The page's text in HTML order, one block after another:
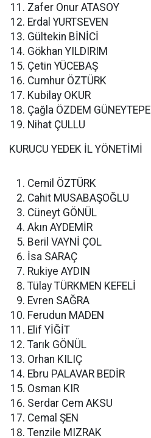
Zafer Onur ATASOY
Erdal YURTSEVEN
Gültekin BİNİCİ
Gökhan YILDIRIM
Çetin YÜCEBAŞ
Cumhur ÖZTÜRK
Kubilay OKUR
Çağla ÖZDEM GÜNEYTEPE
Nihat ÇULLU
KURUCU YEDEK İL YÖNETİMİ
Cemil ÖZTÜRK
Cahit MUSABAŞOĞLU
Cüneyt GÖNÜL
Akın AYDEMİR
Beril VAYNİ ÇOL
İsa SARAÇ
Rukiye AYDIN
Tülay TÜRKMEN KEFELİ
Evren SAĞRA
Ferudun MADEN
Elif YİĞİT
Tarık GÖNÜL
Orhan KILIÇ
Ebru PALAVAR BEDİR
Osman KIR
Serdar Cem AKSU
Cemal ŞEN
Tenzile MIZRAK